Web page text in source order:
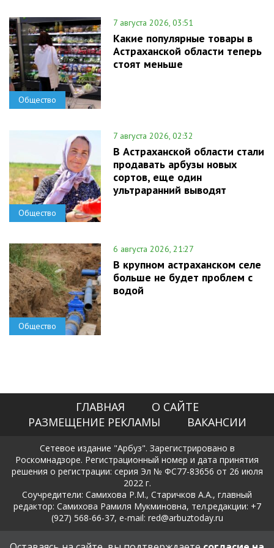
Общество
7 августа 2026, 03:51
Какие популярные товары в
Астраханской области теперь
стоят меньше
Общество
7 августа 2026, 02:32
В Астраханской области стали
продавать арбузы новых
сортов, еще один
ультраранний выводят
Общество
6 августа 2026, 21:27
В крупном астраханском селе
больше не будет проблем с
водой
ГЛАВНАЯ
О САЙТЕ
РАЗМЕЩЕНИЕ РЕКЛАМЫ
ВАКАНСИИ
Сетевое издание "Арбуз". Зарегистрировано в
Роскомнадзоре. Регистрационный номер и дата принятия
решения о регистрации: серия Эл № ФС77-83656 от 26 июля
2022 г.
Соучредители: Самихова Р.М., Старичков А.А., главный
редактор: Самихова Рамиля Мукминовна, тел.редакции: +7
(927) 568-66-37, e-mail: red@arbuztoday.ru
Политика в отношении обработки и защиты персональных